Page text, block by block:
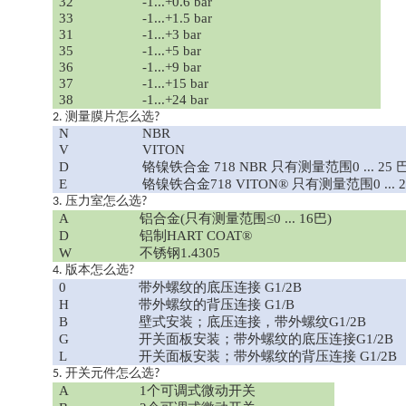
33
-1...+1.5 bar
31
-1...+3 bar
35
-1...+5 bar
36
-1...+9 bar
37
-1...+15 bar
38
-1...+24 bar
2. 测量膜片怎么选?
N
NBR
V
VITON
D
铬镍铁合金 718 NBR 只有测量范围0 ... 25
E
铬镍铁合金718 VITON® 只有测量范围0 ...
3. 压力室怎么选?
A 铝合金(只有测量范围≤0 ... 16巴)
D
铝制 HART COAT®
W
不锈钢1.4305
4. 版本怎么选?
0 带外螺纹的底压连接 G1/2B
H
带外螺纹的背压连接 G1/B
B
壁式安装；底压连接，带外螺纹G1/2B
G
开关面板安装；带外螺纹的底压连接G1/2B
L
开关面板安装；带外螺纹的背压连接 G1/2B
5. 开关元件怎么选?
A
1个可调式微动开关